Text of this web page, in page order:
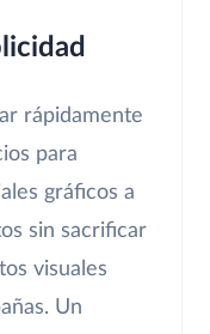
rápidamente
para
gráficos a
sin sacrificar
visuales
Un